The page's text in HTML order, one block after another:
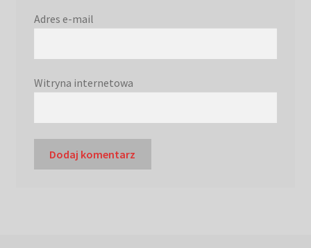
Adres e-mail
Witryna internetowa